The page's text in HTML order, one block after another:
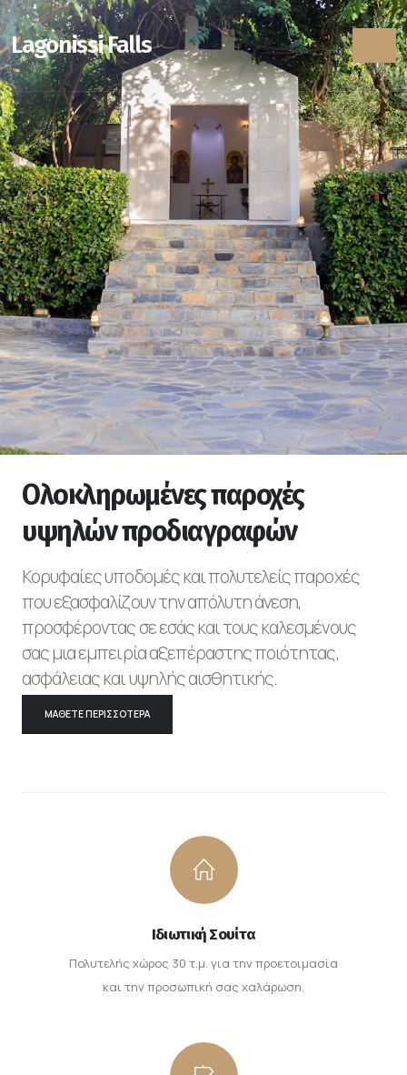
Lagonissi Falls
Ολοκληρωμένες παροχές
υψηλών προδιαγραφών
Κορυφαίες υποδομές και πολυτελείς παροχές
που εξασφαλίζουν την απόλυτη άνεση,
προσφέροντας σε εσάς και τους καλεσμένους
σας μια εμπειρία αξεπέραστης ποιότητας,
ασφάλειας και υψηλής αισθητικής.
ΜΆΘΕΤΕ ΠΕΡΙΣΣΌΤΕΡΑ
Ιδιωτική Σουίτα
Πολυτελής χώρος 30 τ.μ. για την προετοιμασία
και την προσωπική σας χαλάρωση.